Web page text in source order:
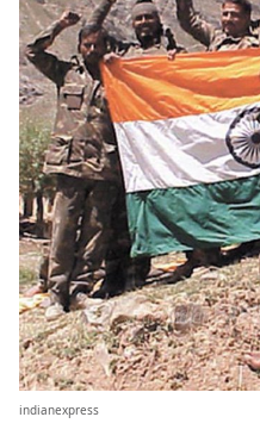
indianexpress